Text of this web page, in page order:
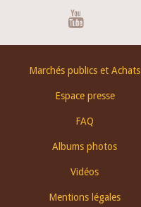
Marchés publics et Achats
Espace presse
FAQ
Albums photos
Vidéos
Mentions légales